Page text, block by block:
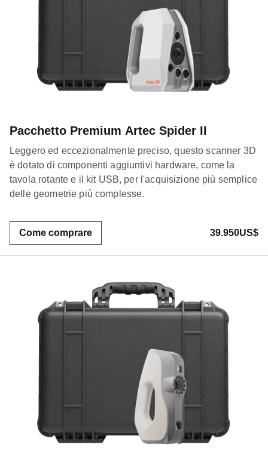
Pacchetto Premium Artec Spider II
Leggero ed eccezionalmente preciso, questo scanner 3D
è dotato di componenti aggiuntivi hardware, come la
tavola rotante e il kit USB, per l'acquisizione più semplice
delle geometrie più complesse.
Come comprare 39.950US$